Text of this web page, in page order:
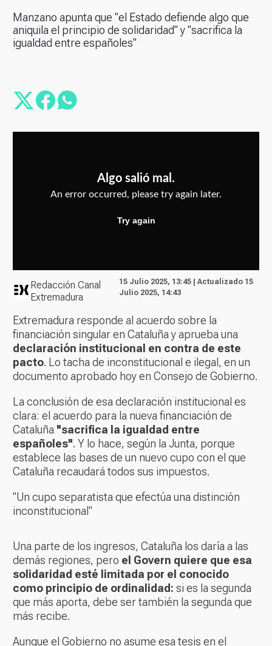
Manzano apunta que "el Estado defiende algo que
aniquila el principio de solidaridad" y "sacrifica la
igualdad entre españoles"
Redacción Canal
Extremadura
15 Julio 2025, 13:45 | Actualizado 15
Julio 2025, 14:43
Extremadura responde al acuerdo sobre la
financiación singular en Cataluña y aprueba una
declaración institucional en contra de este
pacto. Lo tacha de inconstitucional e ilegal, en un
documento aprobado hoy en Consejo de Gobierno.
La conclusión de esa declaración institucional es
clara: el acuerdo para la nueva financiación de
Cataluña "sacrifica la igualdad entre
españoles". Y lo hace, según la Junta, porque
establece las bases de un nuevo cupo con el que
Cataluña recaudará todos sus impuestos.
"Un cupo separatista que efectúa una distinción
inconstitucional"
Una parte de los ingresos, Cataluña los daría a las
demás regiones, pero el Govern quiere que esa
solidaridad esté limitada por el conocido
como principio de ordinalidad: si es la segunda
que más aporta, debe ser también la segunda que
más recibe.
Aunque el Gobierno no asume esa tesis en el